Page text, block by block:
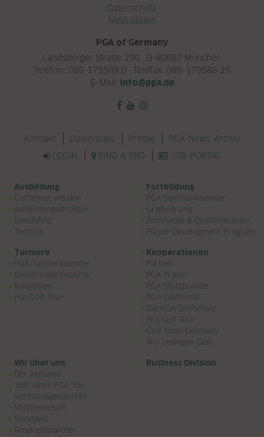
Datenschutz
Mediadaten
PGA of Germany
Landsberger Straße 290 . D-80687 München
Telefon: 089-179588 0 . Telefax: 089-179588 29
E-Mail: info@pga.de
Navigation überspringen
Kontakt Downloads Presse
PGA News-Archiv
LOGIN
FIND A PRO JOB-PORTAL
Navigation überspringen
Ausbildung
Golflehrer werden
Ausbildungsstruktur
Berufsfeld
Termine
Fortbildung
PGA Seminarkalender
Graduierung
Zertifikate & Qualifikationen
Player Development Program
Turniere
PGA Turnierkalender
Genehmigte ProAms
Ranglisten
Pro Golf Tour
Kooperationen
Partner
PGA Travel
PGA Stützpunkte
PGA Golfklinik
Die PGA Golfschule
Pro Golf Tour
Golf Team Germany
Wir bewegen Golf
Wir über uns
Der Verband
100 Jahre PGA: Die
Verbandsgeschichte
Mitgliedschaft
Vorstand
Ansprechpartner
Business Division